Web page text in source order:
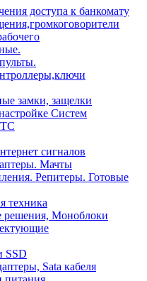
доступа к банкомату
замки, защелки
Систем
сигналов
Мачты
Репитеры. Готовые
техника
решения, Моноблоки
SSD
Sata кабеля